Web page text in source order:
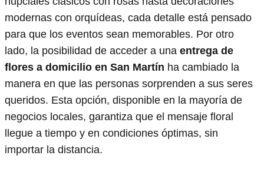
modernas con orquídeas, cada detalle está pensado
para que los eventos sean memorables. Por otro
lado, la posibilidad de acceder a una entrega de
flores a domicilio en San Martín ha cambiado la
manera en que las personas sorprenden a sus seres
queridos. Esta opción, disponible en la mayoría de
negocios locales, garantiza que el mensaje floral
llegue a tiempo y en condiciones óptimas, sin
importar la distancia.